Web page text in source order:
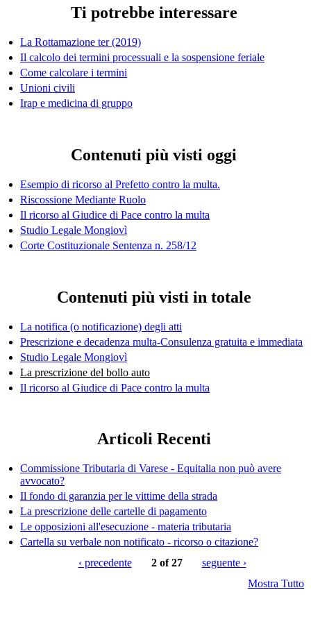
Ti potrebbe interessare
La Rottamazione ter (2019)
Il calcolo dei termini processuali e la sospensione feriale
Come calcolare i termini
Unioni civili
Irap e medicina di gruppo
Contenuti più visti oggi
Esempio di ricorso al Prefetto contro la multa.
Riscossione Mediante Ruolo
Il ricorso al Giudice di Pace contro la multa
Studio Legale Mongiovì
Corte Costituzionale Sentenza n. 258/12
Contenuti più visti in totale
La notifica (o notificazione) degli atti
Prescrizione e decadenza multa-Consulenza gratuita e immediata
Studio Legale Mongiovì
La prescrizione del bollo auto
Il ricorso al Giudice di Pace contro la multa
Articoli Recenti
Commissione Tributaria di Varese - Equitalia non può avere
avvocato?
Il fondo di garanzia per le vittime della strada
La prescrizione delle cartelle di pagamento
Le opposizioni all'esecuzione - materia tributaria
Cartella su verbale non notificato - ricorso o citazione?
‹ precedente
2 of 27
seguente ›
Mostra Tutto